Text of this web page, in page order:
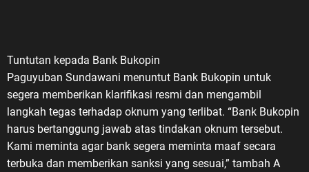
Tuntutan kepada Bank Bukopin
Paguyuban Sundawani menuntut Bank Bukopin untuk
segera memberikan klarifikasi resmi dan mengambil
langkah tegas terhadap oknum yang terlibat. “Bank Bukopin
harus bertanggung jawab atas tindakan oknum tersebut.
Kami meminta agar bank segera meminta maaf secara
terbuka dan memberikan sanksi yang sesuai,” tambah A